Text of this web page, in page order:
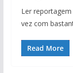
Ler
vez com
Read More